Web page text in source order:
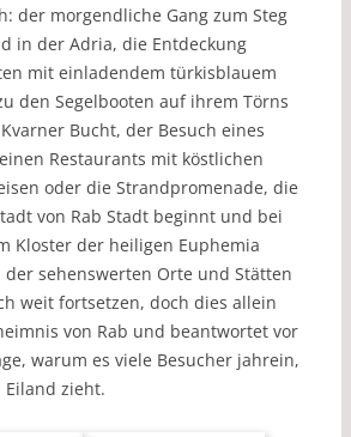
der morgendliche Gang zum Steg
in der Adria, die Entdeckung
mit einladendem türkisblauem
den Segelbooten auf ihrem Törns
Bucht, der Besuch eines
Restaurants mit köstlichen
oder die Strandpromenade, die
von Rab Stadt beginnt und bei
Kloster der heiligen Euphemia
der sehenswerten Orte und Stätten
weit fortsetzen, doch dies allein
von Rab und beantwortet vor
warum es viele Besucher jahrein,
zieht.